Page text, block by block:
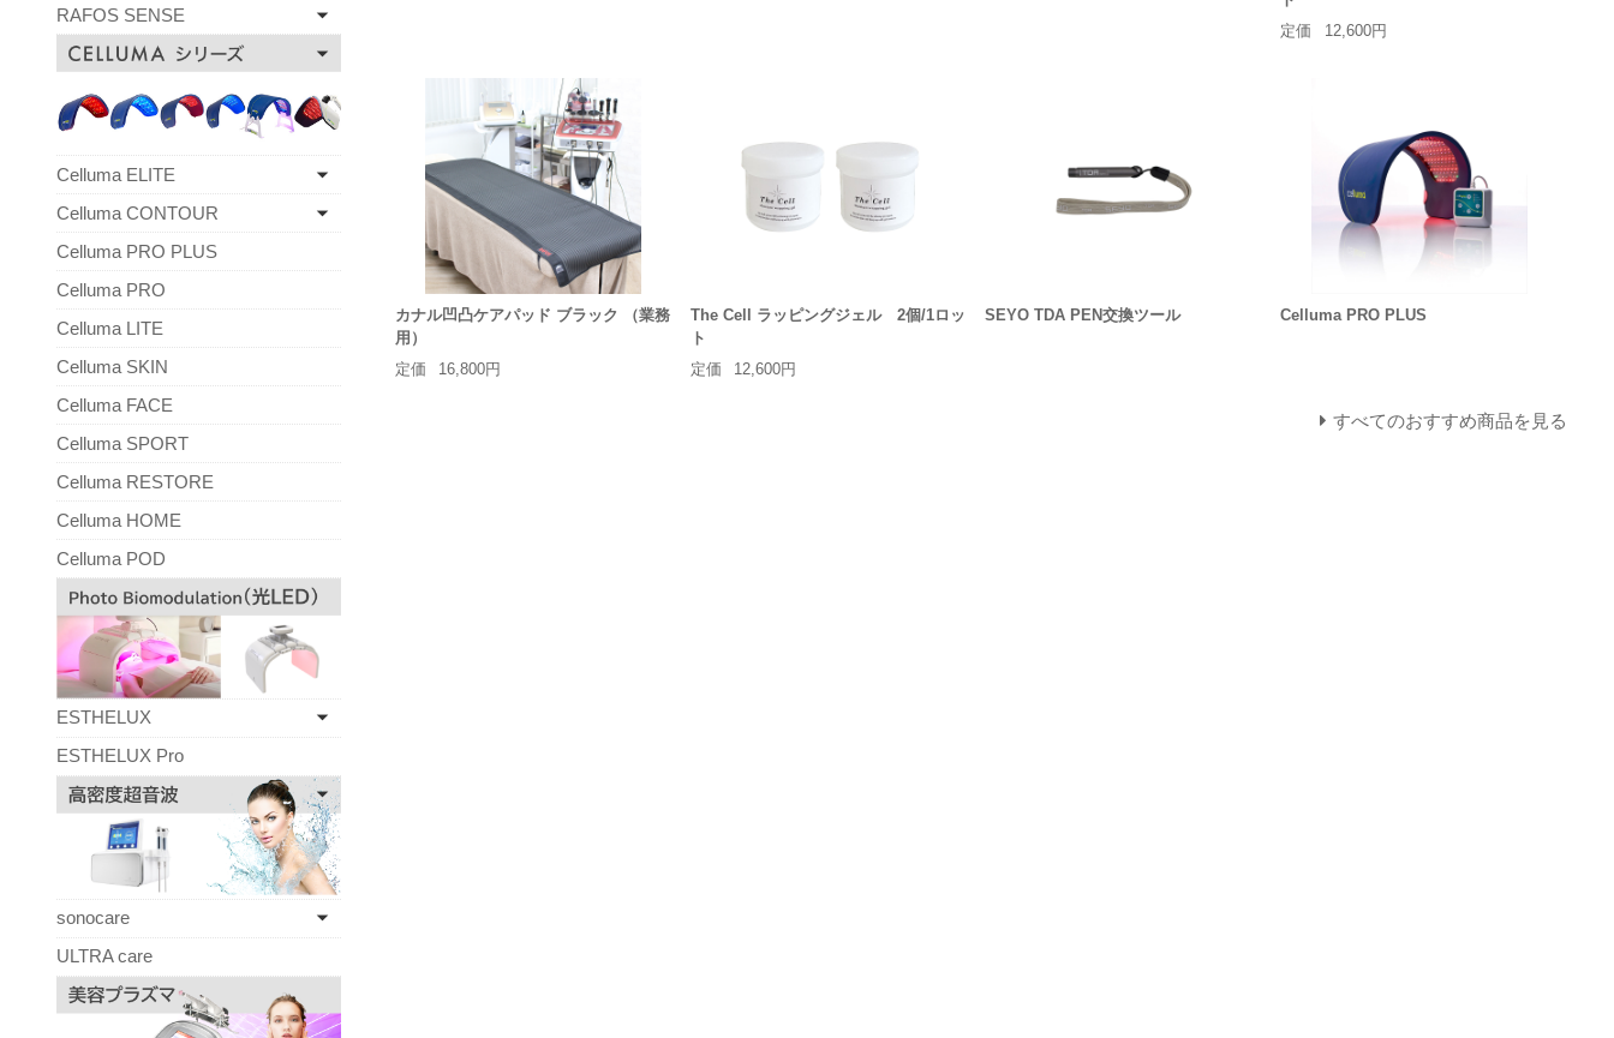
定価
12,600円
カナル凹凸ケアパッド ブラック （業務
用）
定価
16,800円
The Cell ラッピングジェル 2個/1ロッ
ト
定価
12,600円
SEYO TDA PEN交換ツール Celluma PRO PLUS
すべてのおすすめ商品を見る
RAFOS SENSE
Celluma ELITE
Celluma CONTOUR
Celluma PRO PLUS
Celluma PRO
Celluma LITE
Celluma SKIN
Celluma FACE
Celluma SPORT
Celluma RESTORE
Celluma HOME
Celluma POD
ESTHELUX
ESTHELUX Pro
sonocare
ULTRA care